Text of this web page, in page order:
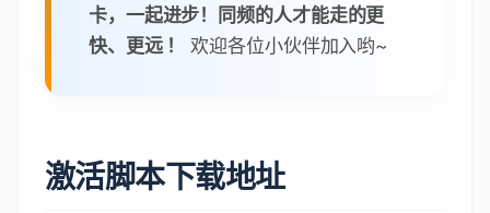
卡，一起进步！同频的人才能走的更
快、更远 ！
欢迎各位小伙伴加入哟~
激活脚本下载地址